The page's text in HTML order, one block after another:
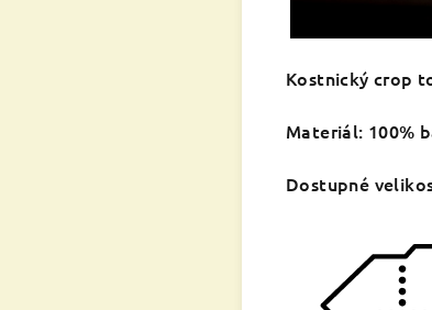
Kostnický crop
Materiál: 100%
Dostupné